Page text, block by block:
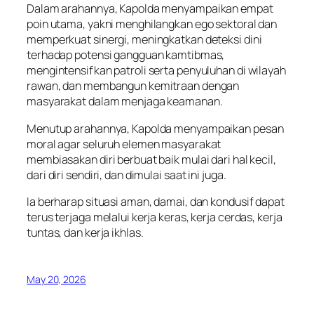
Dalam arahannya, Kapolda menyampaikan empat
poin utama, yakni menghilangkan ego sektoral dan
memperkuat sinergi, meningkatkan deteksi dini
terhadap potensi gangguan kamtibmas,
mengintensifkan patroli serta penyuluhan di wilayah
rawan, dan membangun kemitraan dengan
masyarakat dalam menjaga keamanan.
Menutup arahannya, Kapolda menyampaikan pesan
moral agar seluruh elemen masyarakat
membiasakan diri berbuat baik mulai dari hal kecil,
dari diri sendiri, dan dimulai saat ini juga.
Ia berharap situasi aman, damai, dan kondusif dapat
terus terjaga melalui kerja keras, kerja cerdas, kerja
tuntas, dan kerja ikhlas.
May 20, 2026